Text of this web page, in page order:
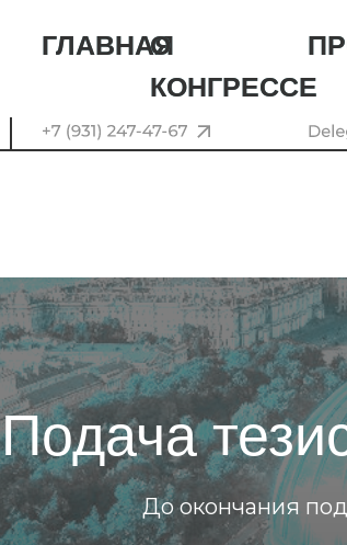
ГЛАВНАЯ
ГЛАВНАЯ
О
КОНГРЕССЕ
О
КОНГРЕССЕ
Подача
До окончания